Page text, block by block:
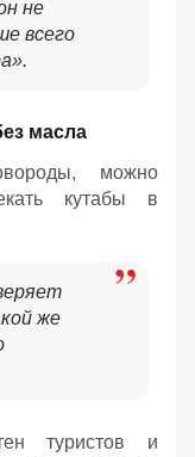
не
всего
масла
можно
кутабы в
же
туристов и